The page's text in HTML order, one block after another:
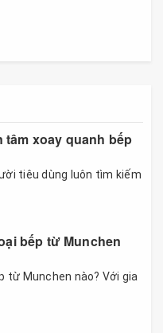
xoay quanh bếp
tiêu dùng luôn tìm kiếm
bếp từ Munchen
từ Munchen nào? Với gia